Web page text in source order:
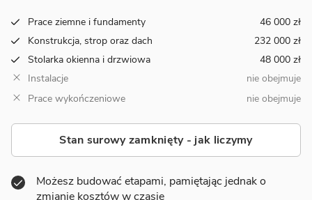
Prace ziemne i fundamenty
46 000 zł
Konstrukcja, strop oraz dach
232 000 zł
Stolarka okienna i drzwiowa
48 000 zł
Instalacje
nie obejmuje
Prace wykończeniowe
nie obejmuje
Stan surowy zamknięty - jak liczymy
Możesz budować etapami, pamiętając jednak o
zmianie kosztów w czasie